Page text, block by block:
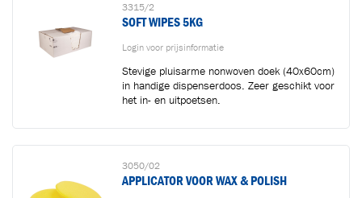
3315/2
SOFT WIPES 5KG
Login voor prijsinformatie
Stevige pluisarme nonwoven doek (40x60cm)
in handige dispenserdoos. Zeer geschikt voor
het in- en uitpoetsen.
3050/02
APPLICATOR VOOR WAX & POLISH